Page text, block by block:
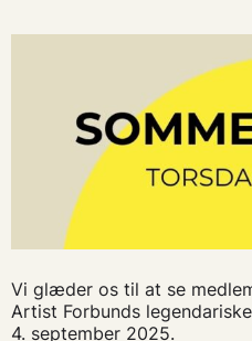
Vi glæder os til at se
Artist Forbunds
4. september 2025.